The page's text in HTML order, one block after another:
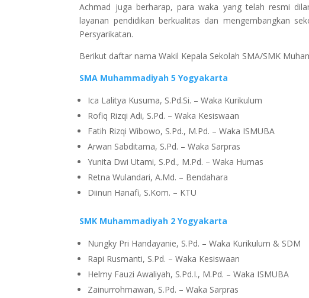
Achmad juga berharap, para waka yang telah resmi
layanan pendidikan berkualitas dan mengembangkan
Persyarikatan.
Berikut daftar nama Wakil Kepala Sekolah SMA/SMK
SMA Muhammadiyah 5 Yogyakarta
Ica Lalitya Kusuma, S.Pd.Si. – Waka Kurikulum
Rofiq Rizqi Adi, S.Pd. – Waka Kesiswaan
Fatih Rizqi Wibowo, S.Pd., M.Pd. – Waka ISMUBA
Arwan Sabditama, S.Pd. – Waka Sarpras
Yunita Dwi Utami, S.Pd., M.Pd. – Waka Humas
Retna Wulandari, A.Md. – Bendahara
Diinun Hanafi, S.Kom. – KTU
SMK Muhammadiyah 2 Yogyakarta
Nungky Pri Handayanie, S.Pd. – Waka Kurikulum & SDM
Rapi Rusmanti, S.Pd. – Waka Kesiswaan
Helmy Fauzi Awaliyah, S.Pd.I., M.Pd. – Waka ISMUBA
Zainurrohmawan, S.Pd. – Waka Sarpras